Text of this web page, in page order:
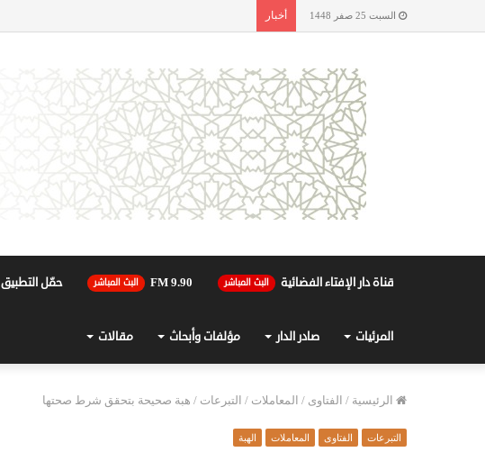
السبت 25 صفر 1448 أخبار
قناة دار الإفتاء الفضائية البث المباشر 90.FM 9 البث المباشر حمّل التطبيق
المرئيات صادر الدار مؤلفات وأبحاث مقالات
الرئيسية / الفتاوى / المعاملات / التبرعات / هبة صحيحة بتحقق شرط صحتها
التبرعات الفتاوى المعاملات الهبة